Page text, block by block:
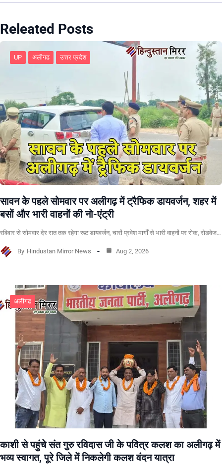
Releated Posts
UP अलीगढ उत्तर प्रदेश
सावन के पहले सोमवार पर अलीगढ़ में ट्रैफिक डायवर्जन, शहर में
बसों और भारी वाहनों की नो-एंट्री
रविवार से सोमवार देर रात तक रहेगा रूट डायवर्जन, चारों प्रवेश मार्गों से भारी वाहनों पर रोक, रोडवेज…
By Hindustan Mirror News Aug 2, 2026
अलीगढ
काशी से पहुंचे संत गुरु रविदास जी के पवित्र कलश का अलीगढ़ में
भव्य स्वागत, पूरे जिले में निकलेगी कलश वंदन यात्रा